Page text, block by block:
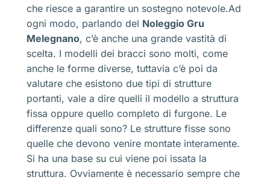
che riesce a garantire un sostegno notevole.Ad
ogni modo, parlando del Noleggio Gru
Melegnano, c’è anche una grande vastità di
scelta. I modelli dei bracci sono molti, come
anche le forme diverse, tuttavia c’è poi da
valutare che esistono due tipi di strutture
portanti, vale a dire quelli il modello a struttura
fissa oppure quello completo di furgone. Le
differenze quali sono? Le strutture fisse sono
quelle che devono venire montate interamente.
Si ha una base su cui viene poi issata la
struttura. Ovviamente è necessario sempre che